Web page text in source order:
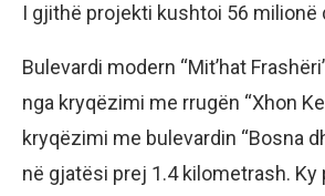
I gjithë projekti kushtoi 56 milionë
Bulevardi modern “Mit’hat
nga kryqëzimi me rrugën “Xhon
kryqëzimi me bulevardin “Bosna
në gjatësi prej 1.4 kilometrash.